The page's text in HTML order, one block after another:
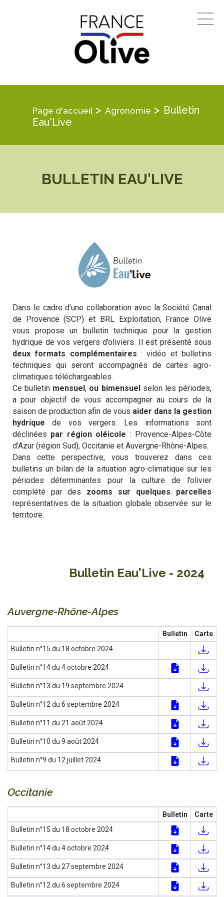
Page d'accueil > Agronomie > Bulletin
Eau'Live
BULLETIN EAU'LIVE
Dans le cadre d’une collaboration avec la Société Canal
de Provence (SCP) et BRL Exploitation, France Olive
vous propose un bulletin technique pour la gestion
hydrique de vos vergers d’oliviers. Il est présenté sous
deux formats complémentaires : vidéo et bulletins
techniques qui seront accompagnés de cartes agro-
climatiques téléchargeables.
Ce bulletin mensuel, ou bimensuel selon les périodes,
a pour objectif de vous accompagner au cours de la
saison de production afin de vous aider dans la gestion
hydrique de vos vergers. Les informations sont
déclinées par région oléicole : Provence-Alpes-Côte
d'Azur (région Sud), Occitanie et Auvergne-Rhône-Alpes.
Dans cette perspective, vous trouverez dans ces
bulletins un bilan de la situation agro-climatique sur les
périodes déterminantes pour la culture de l’olivier
complété par des zooms sur quelques parcelles
représentatives de la situation globale observée sur le
territoire.
Bulletin Eau'Live - 2024
Auvergne-Rhône-Alpes
Bulletin
Carte
Bulletin n°15 du 18 octobre 2024
Bulletin n°14 du 4 octobre 2024
Bulletin n°13 du 19 septembre 2024
Bulletin n°12 du 6 septembre 2024
Bulletin n°11 du 21 août 2024
Bulletin n°10 du 9 août 2024
Bulletin n°9 du 12 juillet 2024
Occitanie
Bulletin
Carte
Bulletin n°15 du 18 octobre 2024
Bulletin n°14 du 4 octobre 2024
Bulletin n°13 du 27 septembre 2024
Bulletin n°12 du 6 septembre 2024